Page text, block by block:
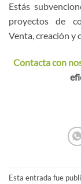
Estás
proyectos de
Venta, creación y
Contacta con
Esta entrada fue